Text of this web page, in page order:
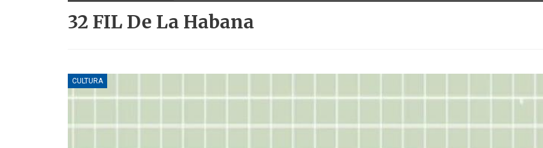
32 FIL De La Habana
CULTURA